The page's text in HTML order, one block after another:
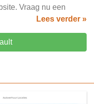
Vraag nu een
Lees verder »